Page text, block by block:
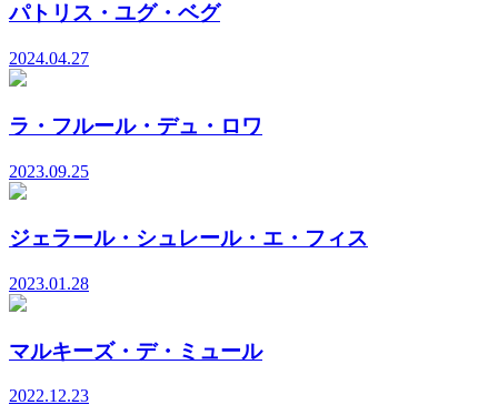
パトリス・ユグ・ベグ
2024.04.27
ラ・フルール・デュ・ロワ
2023.09.25
ジェラール・シュレール・エ・フィス
2023.01.28
マルキーズ・デ・ミュール
2022.12.23